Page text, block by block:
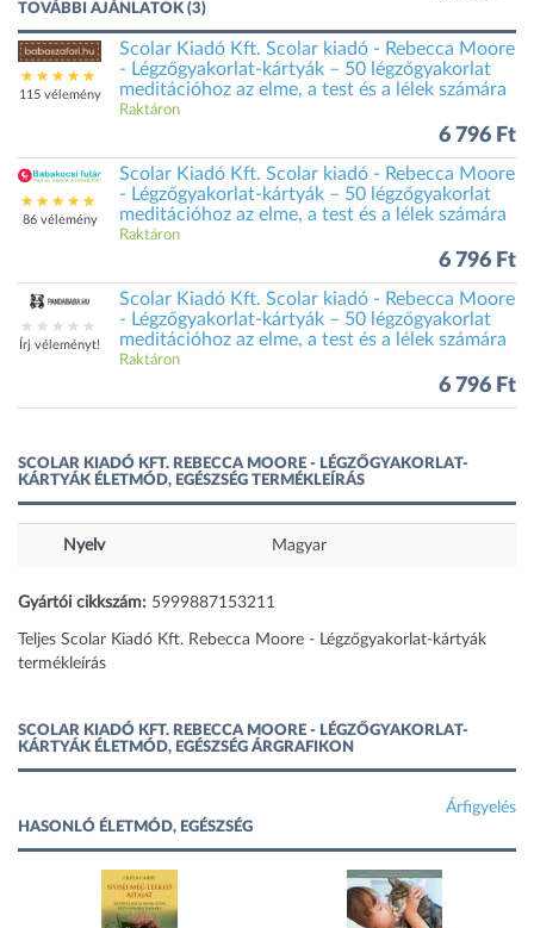
TOVÁBBI AJÁNLATOK (3)
115 vélemény
Scolar Kiadó Kft. Scolar kiadó - Rebecca Moore
- Légzőgyakorlat-kártyák – 50 légzőgyakorlat
meditációhoz az elme, a test és a lélek számára
Raktáron
6 796 Ft
86 vélemény
Scolar Kiadó Kft. Scolar kiadó - Rebecca Moore
- Légzőgyakorlat-kártyák – 50 légzőgyakorlat
meditációhoz az elme, a test és a lélek számára
Raktáron
6 796 Ft
Írj véleményt!
Scolar Kiadó Kft. Scolar kiadó - Rebecca Moore
- Légzőgyakorlat-kártyák – 50 légzőgyakorlat
meditációhoz az elme, a test és a lélek számára
Raktáron
6 796 Ft
SCOLAR KIADÓ KFT. REBECCA MOORE - LÉGZŐGYAKORLAT-
KÁRTYÁK ÉLETMÓD, EGÉSZSÉG TERMÉKLEÍRÁS
Nyelv Magyar
Gyártói cikkszám: 5999887153211
Teljes Scolar Kiadó Kft. Rebecca Moore - Légzőgyakorlat-kártyák
termékleírás
SCOLAR KIADÓ KFT. REBECCA MOORE - LÉGZŐGYAKORLAT-
KÁRTYÁK ÉLETMÓD, EGÉSZSÉG ÁRGRAFIKON
Árfigyelés
HASONLÓ ÉLETMÓD, EGÉSZSÉG